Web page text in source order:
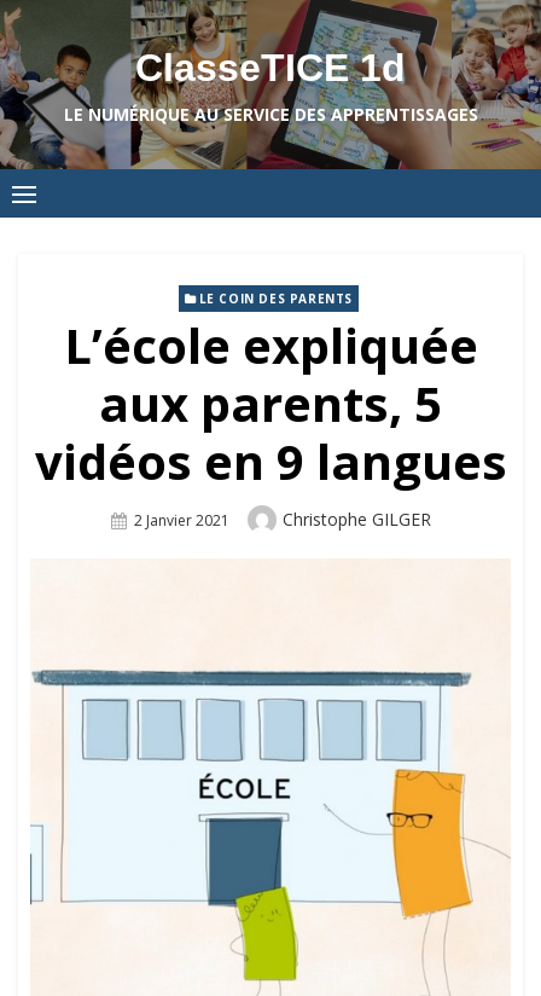
Skip
to
content
ClasseTICE 1d
LE NUMÉRIQUE AU SERVICE DES APPRENTISSAGES
LE COIN DES PARENTS
L’école expliquée
aux parents, 5
vidéos en 9 langues
Posted
2 Janvier 2021 Author
Christophe GILGER